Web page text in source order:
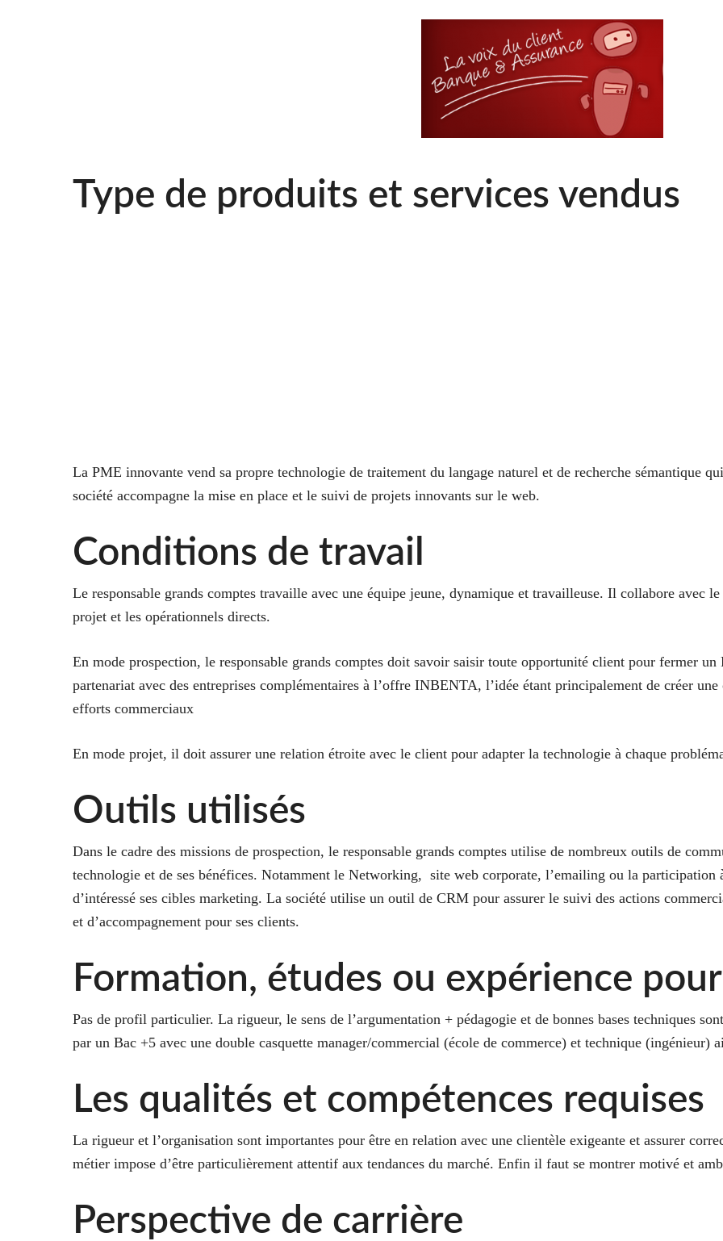
Type de produits et services vendus
La PME innovante vend sa propre technologie de traitement du langage naturel et de recherche sémantique
société accompagne la mise en place et le suivi de projets innovants sur le web.
Conditions de travail
Le responsable grands comptes travaille avec une équipe jeune, dynamique et travailleuse. Il collabore avec
projet et les opérationnels directs.
En mode prospection, le responsable grands comptes doit savoir saisir toute opportunité client pour fermer
partenariat avec des entreprises complémentaires à l’offre INBENTA, l’idée étant principalement de créer
efforts commerciaux
En mode projet, il doit assurer une relation étroite avec le client pour adapter la technologie à chaque
Outils utilisés
Dans le cadre des missions de prospection, le responsable grands comptes utilise de nombreux outils de
technologie et de ses bénéfices. Notamment le Networking, site web corporate, l’emailing ou la participation
d’intéressé ses cibles marketing. La société utilise un outil de CRM pour assurer le suivi des actions
et d’accompagnement pour ses clients.
Formation, études ou expérience
Pas de profil particulier. La rigueur, le sens de l’argumentation + pédagogie et de bonnes bases techniques
par un Bac +5 avec une double casquette manager/commercial (école de commerce) et technique (ingénieur)
Les qualités et compétences requises
La rigueur et l’organisation sont importantes pour être en relation avec une clientèle exigeante et assurer
métier impose d’être particulièrement attentif aux tendances du marché. Enfin il faut se montrer motivé et
Perspective de carrière© 2026 Culture Banque. Tous droits réservés.